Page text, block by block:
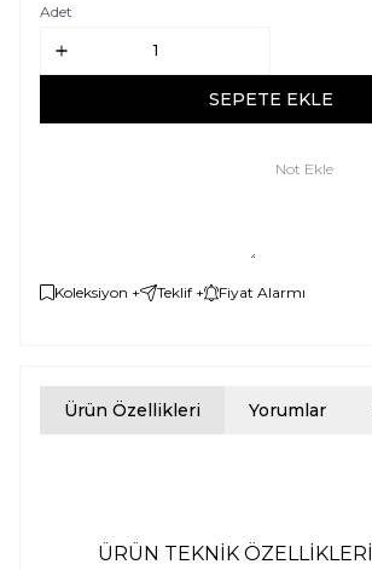
Adet
SEPETE EKLE
Not Ekle
Koleksiyon + Teklif + Fiyat Alarmı
Ürün Özellikleri Yorumlar
ÜRÜN TEKNİK ÖZELLİKLERİ